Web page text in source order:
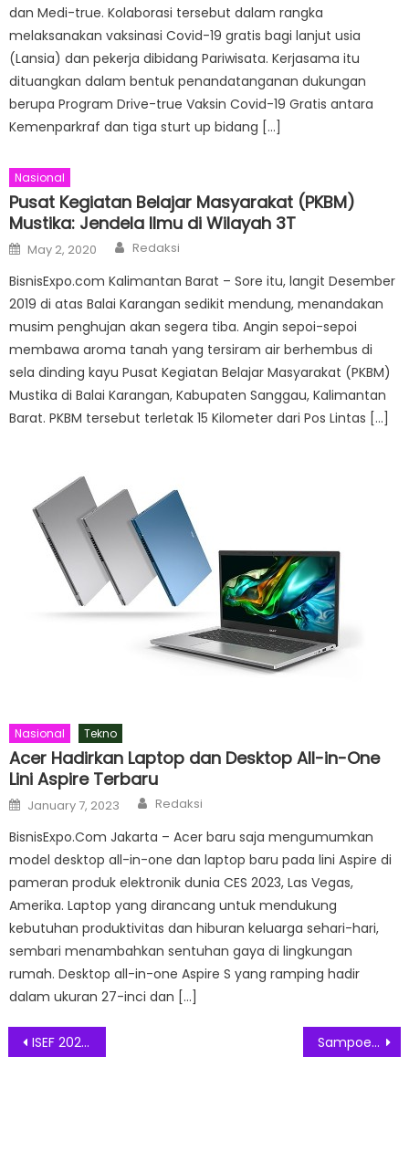
dan Medi-true. Kolaborasi tersebut dalam rangka
melaksanakan vaksinasi Covid-19 gratis bagi lanjut usia
(Lansia) dan pekerja dibidang Pariwisata. Kerjasama itu
dituangkan dalam bentuk penandatanganan dukungan
berupa Program Drive-true Vaksin Covid-19 Gratis antara
Kemenparkraf dan tiga sturt up bidang […]
Nasional
Pusat Kegiatan Belajar Masyarakat (PKBM)
Mustika: Jendela Ilmu di Wilayah 3T
Posted
on
May 2, 2020 Author
Redaksi
BisnisExpo.com Kalimantan Barat – Sore itu, langit Desember
2019 di atas Balai Karangan sedikit mendung, menandakan
musim penghujan akan segera tiba. Angin sepoi-sepoi
membawa aroma tanah yang tersiram air berhembus di
sela dinding kayu Pusat Kegiatan Belajar Masyarakat (PKBM)
Mustika di Balai Karangan, Kabupaten Sanggau, Kalimantan
Barat. PKBM tersebut terletak 15 Kilometer dari Pos Lintas […]
Nasional Tekno
Acer Hadirkan Laptop dan Desktop All-in-One
Lini Aspire Terbaru
Posted
on
January 7, 2023 Author
Redaksi
BisnisExpo.Com Jakarta – Acer baru saja mengumumkan
model desktop all-in-one dan laptop baru pada lini Aspire di
pameran produk elektronik dunia CES 2023, Las Vegas,
Amerika. Laptop yang dirancang untuk mendukung
kebutuhan produktivitas dan hiburan keluarga sehari-hari,
sembari menambahkan sentuhan gaya di lingkungan
rumah. Desktop all-in-one Aspire S yang ramping hadir
dalam ukuran 27-inci dan […]
Post
ISEF 2021, Nina Nugroho Tampilkan Koleksi Janggawari, Kain Tenun Khas Baduy Sampoerna Academy Gelar HEARTs Workshop bagi Anak Indonesia